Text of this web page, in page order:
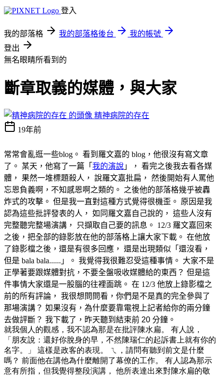
登入
我的部落格 我的部落格後台
我的帳號
登出
無名眼睛所看到的
斷章取義的媒體，與大家
精神病院的存在
19年前
常常會亂逛一些blog。 看到羅文嘉的 blog，他很沒有寫文章
了。 某天，他寫了一篇「 我的演說 」， 看完之後我去看各媒
體， 果然一堆標題殺人， 說羅文嘉批扁， 然後開始有人罵他
忘恩負義啊，不知感恩啊之類的。 之後他的部落格幾乎被轟
炸式的攻擊。 但是我一直對這種方式覺得很機歪。 原因是我
認為這些批評發表的人， 如同羅文嘉自己說的， 這些人沒有
完整聽完整場演講， 只擷取自己要的訊息。 12/3 羅文嘉回來
之後，把全部的錄影放在他的部落格上讓大家下載。 在他放
了錄影檔之後，還是有很多回應， 還是出現類似「還沒看，
但是 bala bala......」。 我覺得我很難忍受這種事情。 大家不是
正學著要跟媒體對抗，不要全盤吸收媒體給的東西？ 但是這
件事情大家還是一股腦的往裡面跳。 在 12/3 他放上錄影檔之
前的所有評論， 我很想問問看，你們是不是真的完全參與了
那場演講？ 如果沒有，為什麼要靠電視上記者給你的兩分鐘
去做評斷？ 我下載了，昨天聽到結束前 20 分鐘。
就我個人的觀感，我不認為那是在批評陳水扁。 有人說，
「朋友說：還好你脫身的早，不然陳瑞仁的起訴書上就有你的
名字。」 這樣是政客的表現。 ㄟ，請問有聽到前文是什麼
嗎？ 前面他在講他為什麼離開了幕僚的工作。 有人認為那示
意有所指，但我覺得整段演講， 他所表達出來對陳水扁的敬